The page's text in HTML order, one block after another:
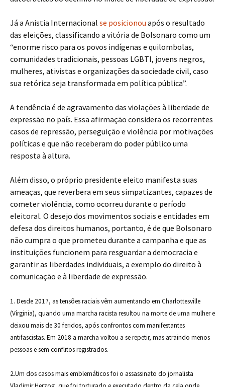
Já a Anistia Internacional se posicionou após o resultado
das eleições, classificando a vitória de Bolsonaro como um
“enorme risco para os povos indígenas e quilombolas,
comunidades tradicionais, pessoas LGBTI, jovens negros,
mulheres, ativistas e organizações da sociedade civil, caso
sua retórica seja transformada em política pública”.
A tendência é de agravamento das violações à liberdade de
expressão no país. Essa afirmação considera os recorrentes
casos de repressão, perseguição e violência por motivações
políticas e que não receberam do poder público uma
resposta à altura.
Além disso, o próprio presidente eleito manifesta suas
ameaças, que reverbera em seus simpatizantes, capazes de
cometer violência, como ocorreu durante o período
eleitoral. O desejo dos movimentos sociais e entidades em
defesa dos direitos humanos, portanto, é de que Bolsonaro
não cumpra o que prometeu durante a campanha e que as
instituições funcionem para resguardar a democracia e
garantir as liberdades individuais, a exemplo do direito à
comunicação e à liberdade de expressão.
1. Desde 2017, as tensões raciais vêm aumentando em Charlottesville
(Vírginia), quando uma marcha racista resultou na morte de uma mulher e
deixou mais de 30 feridos, após confrontos com manifestantes
antifascistas. Em 2018 a marcha voltou a se repetir, mas atraindo menos
pessoas e sem conflitos registrados.
2.Um dos casos mais emblemáticos foi o assassinato do jornalista